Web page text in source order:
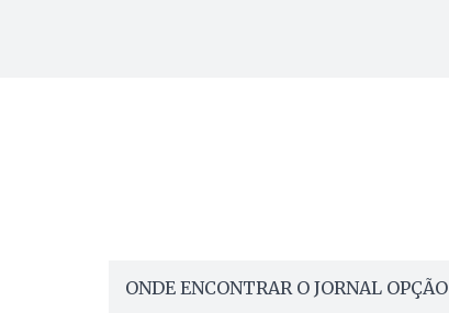
ONDE ENCONTRAR O JORNAL OPÇÃO